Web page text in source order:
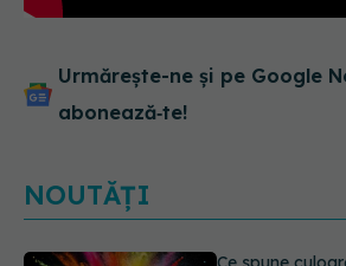
Urmărește-ne și pe Google
abonează‑te!
NOUTĂȚI